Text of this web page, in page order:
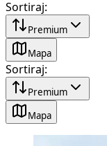
Sortiraj:
Premium
Mapa
Sortiraj:
Premium
Mapa